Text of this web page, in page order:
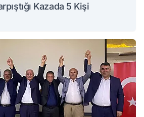
Kazada 5 Kişi